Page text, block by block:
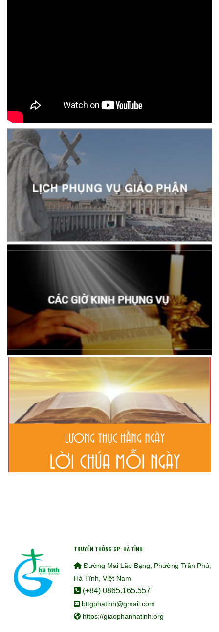
TRUYỀN THÔNG GP. HÀ TĨNH
Đường Mai Lão Bạng, Phường Trần Phú,
Hà Tĩnh, Việt Nam
(+84) 0865.165.557
bttgphatinh@gmail.com
https://giaophanhatinh.org